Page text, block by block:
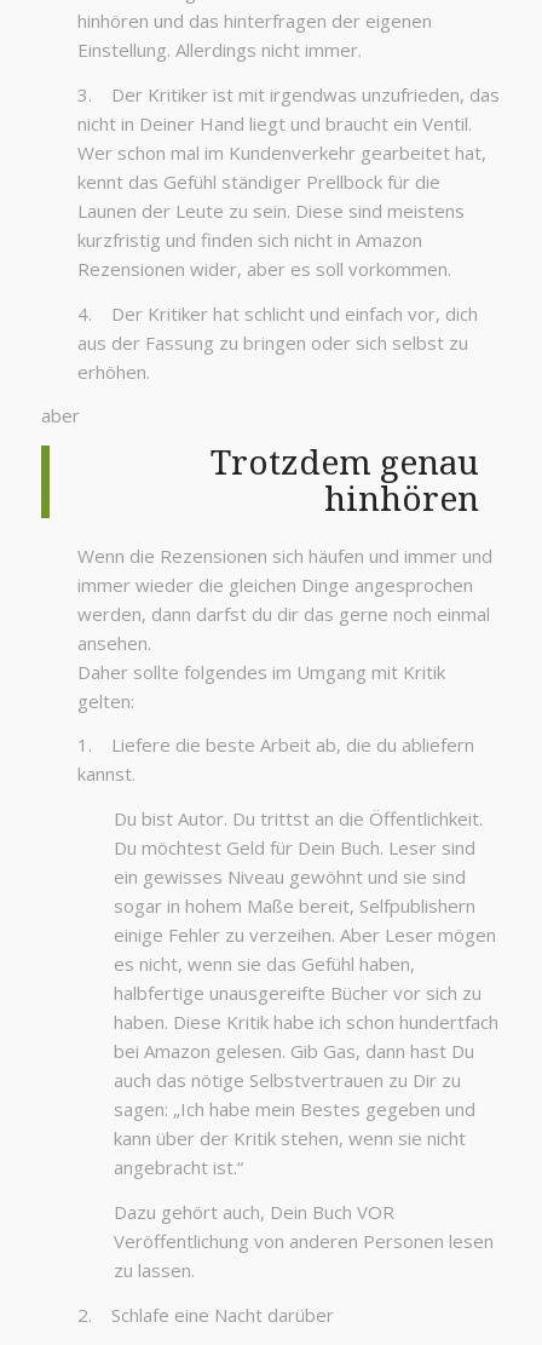
hinhören und das hinterfragen der eigenen
Einstellung. Allerdings nicht immer.
3. Der Kritiker ist mit irgendwas unzufrieden, das
nicht in Deiner Hand liegt und braucht ein Ventil.
Wer schon mal im Kundenverkehr gearbeitet hat,
kennt das Gefühl ständiger Prellbock für die
Launen der Leute zu sein. Diese sind meistens
kurzfristig und finden sich nicht in Amazon
Rezensionen wider, aber es soll vorkommen.
4. Der Kritiker hat schlicht und einfach vor, dich
aus der Fassung zu bringen oder sich selbst zu
erhöhen.
aber
Trotzdem genau
hinhören
Wenn die Rezensionen sich häufen und immer und
immer wieder die gleichen Dinge angesprochen
werden, dann darfst du dir das gerne noch einmal
ansehen.
Daher sollte folgendes im Umgang mit Kritik
gelten:
1. Liefere die beste Arbeit ab, die du abliefern
kannst.
Du bist Autor. Du trittst an die Öffentlichkeit.
Du möchtest Geld für Dein Buch. Leser sind
ein gewisses Niveau gewöhnt und sie sind
sogar in hohem Maße bereit, Selfpublishern
einige Fehler zu verzeihen. Aber Leser mögen
es nicht, wenn sie das Gefühl haben,
halbfertige unausgereifte Bücher vor sich zu
haben. Diese Kritik habe ich schon hundertfach
bei Amazon gelesen. Gib Gas, dann hast Du
auch das nötige Selbstvertrauen zu Dir zu
sagen: „Ich habe mein Bestes gegeben und
kann über der Kritik stehen, wenn sie nicht
angebracht ist.“
Dazu gehört auch, Dein Buch VOR
Veröffentlichung von anderen Personen lesen
zu lassen.
2. Schlafe eine Nacht darüber